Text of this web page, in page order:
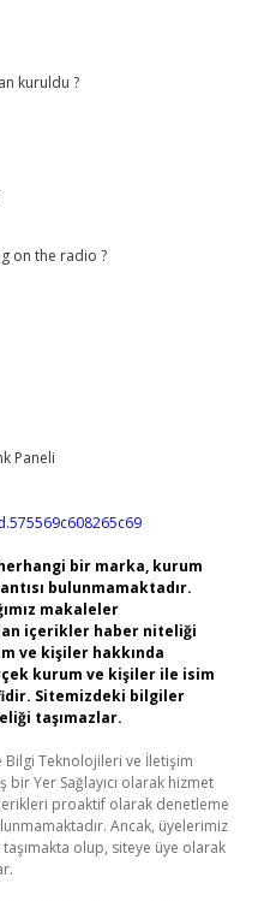
kuruldu ?
on the radio ?
bir marka, kurum
bulunmamaktadır.
makaleler
içerikler haber niteliği
ve kişiler hakkında
kurum ve kişiler ile isim
Sitemizdeki bilgiler
taşımazlar.
Bilgi Teknolojileri ve İletişim
bir Yer Sağlayıcı olarak hizmet
proaktif olarak denetleme
Ancak, üyelerimiz
olup, siteye üye olarak